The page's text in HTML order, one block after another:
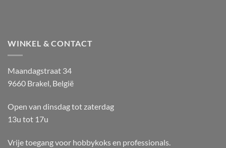
WINKEL & CONTACT
Maandagstraat 34
9660 Brakel, België
Open van dinsdag tot zaterdag
13u tot 17u
Vrije toegang voor hobbykoks en professionals.